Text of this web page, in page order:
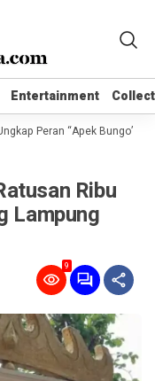
Entertainment
Entertainment
Peran “Apek Bungo” dan
Ribu
Lampung
9